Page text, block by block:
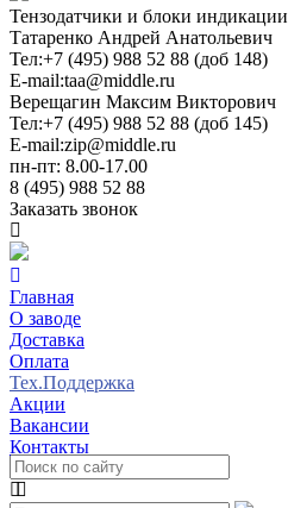
Тензодатчики и блоки индикации
Татаренко Андрей Анатольевич
Тел:+7 (495) 988 52 88 (доб 148)
E-mail:taa@middle.ru
Верещагин Максим Викторович
Тел:+7 (495) 988 52 88 (доб 145)
E-mail:zip@middle.ru
пн-пт: 8.00-17.00
8 (495) 988 52 88
Заказать звонок
Главная
О заводе
Доставка
Оплата
Тех.Поддержка
Акции
Вакансии
Контакты